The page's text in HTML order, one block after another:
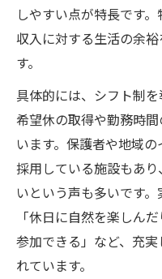
しやすい点が特長です
収入に対する生活の余
す。
具体的には、シフト制
希望休の取得や勤務時
います。保護者や地域
採用している施設もあ
いという声も多いです
「休日に自然を楽しん
参加できる」など、充
れています。